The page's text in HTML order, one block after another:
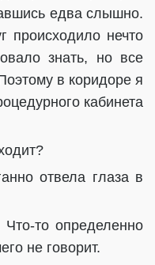
едва слышно.
происходило нечто
знать, но все
в коридоре я
кабинета
отвела глаза в
то определенно
не говорит.